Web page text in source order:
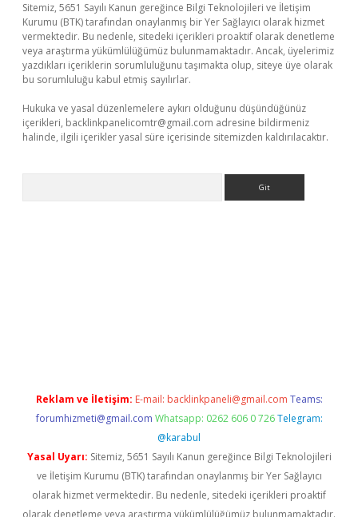
Sitemiz, 5651 Sayılı Kanun gereğince Bilgi Teknolojileri ve İletişim
Kurumu (BTK) tarafından onaylanmış bir Yer Sağlayıcı olarak hizmet
vermektedir. Bu nedenle, sitedeki içerikleri proaktif olarak denetleme
veya araştırma yükümlülüğümüz bulunmamaktadır. Ancak, üyelerimiz
yazdıkları içeriklerin sorumluluğunu taşımakta olup, siteye üye olarak
bu sorumluluğu kabul etmiş sayılırlar.
Hukuka ve yasal düzenlemelere aykırı olduğunu düşündüğünüz
içerikleri, backlinkpanelicomtr@gmail.com adresine bildirmeniz
halinde, ilgili içerikler yasal süre içerisinde sitemizden kaldırılacaktır.
Reklam ve İletişim: E-mail: backlinkpaneli@gmail.com Teams:
forumhizmeti@gmail.com Whatsapp: 0262 606 0 726 Telegram:
@karabul
Yasal Uyarı: Sitemiz, 5651 Sayılı Kanun gereğince Bilgi Teknolojileri
ve İletişim Kurumu (BTK) tarafından onaylanmış bir Yer Sağlayıcı
olarak hizmet vermektedir. Bu nedenle, sitedeki içerikleri proaktif
olarak denetleme veya araştırma yükümlülüğümüz bulunmamaktadır.